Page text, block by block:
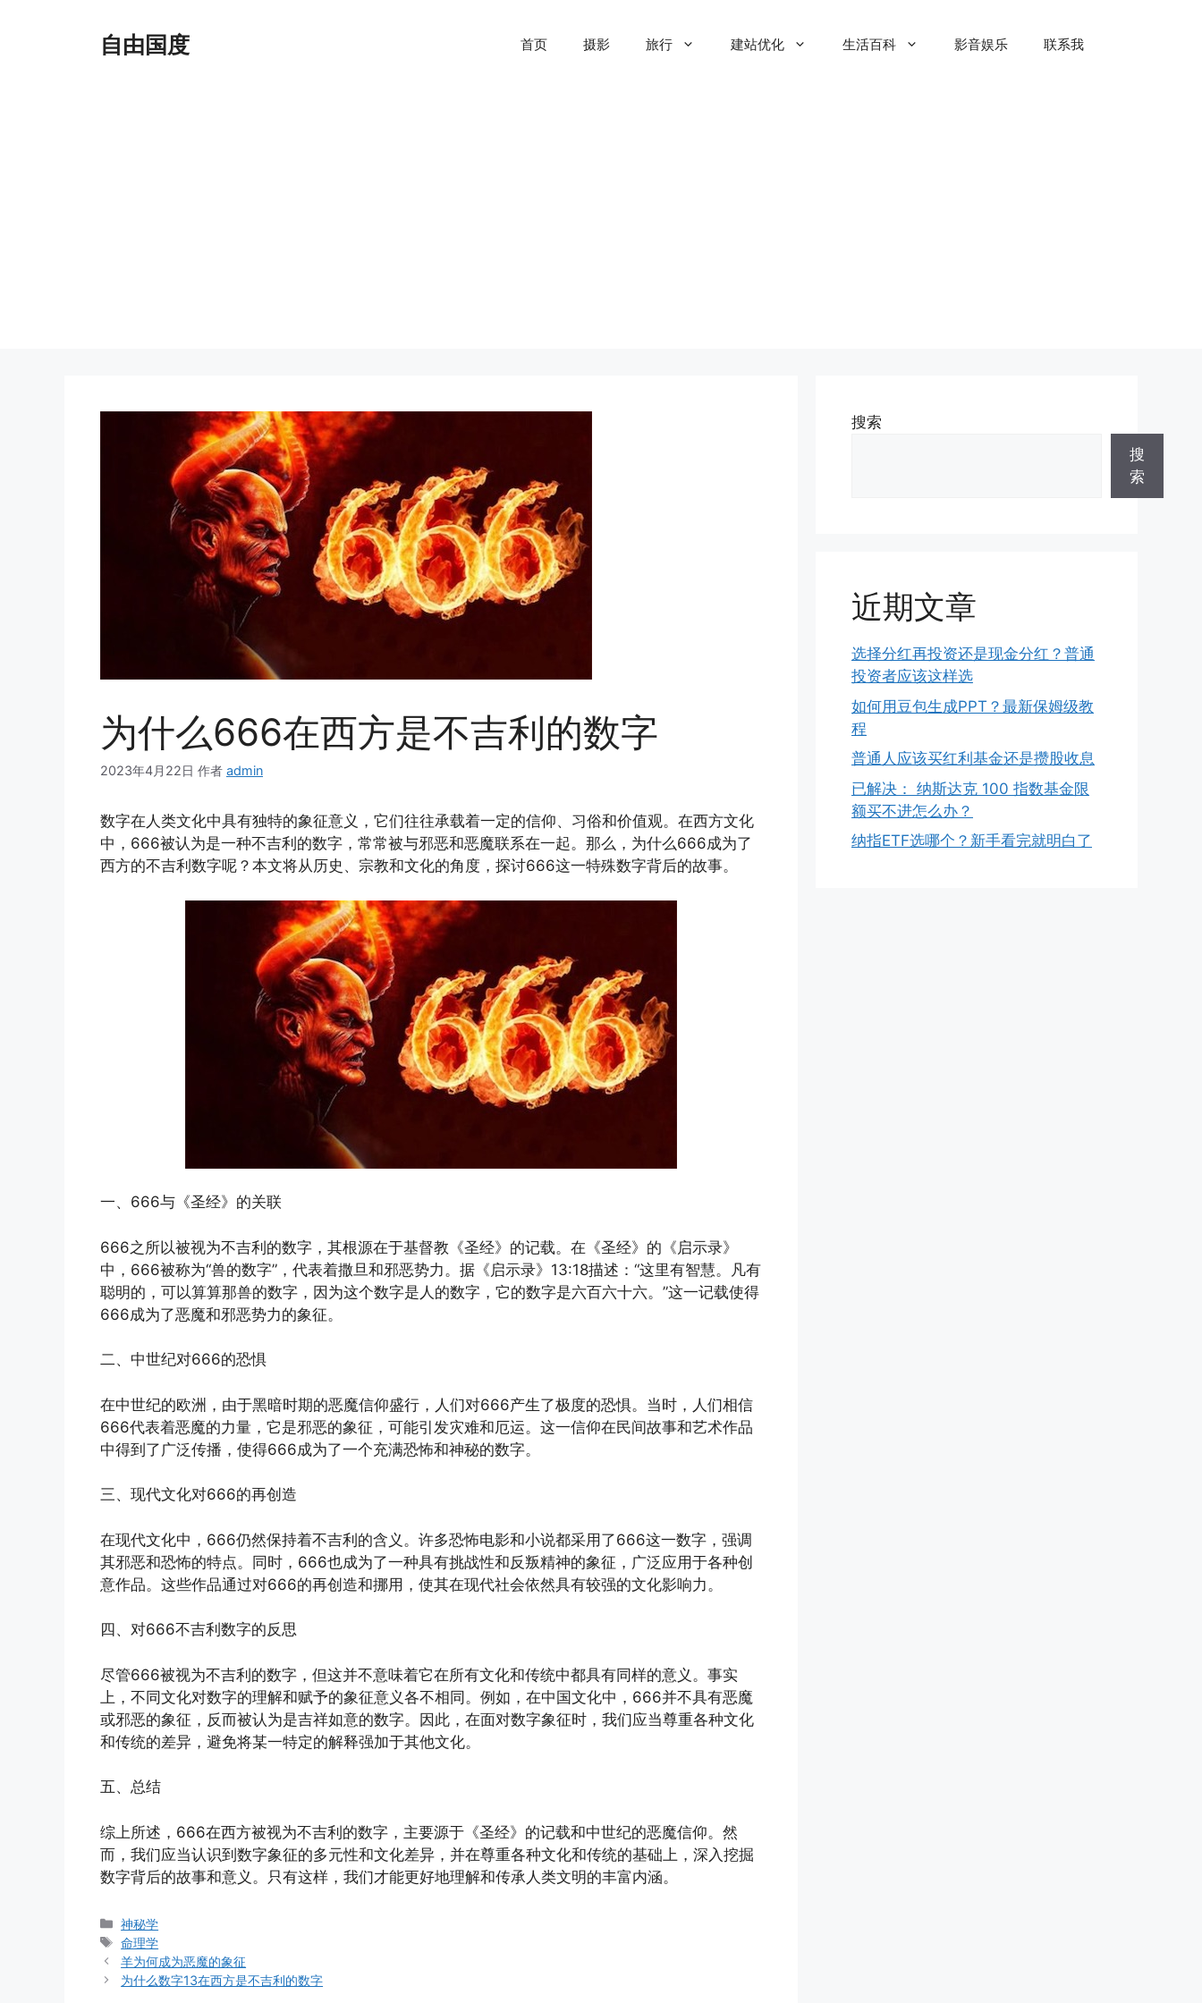
自由国度 首页 摄影 旅行 建站优化 生活百科 影音娱乐 联系我
为什么666在西方是不吉利的数字
2023年4月22日 作者 admin
数字在人类文化中具有独特的象征意义，它们往往承载着一定的信仰、习俗和价值观。在西方文化
中，666被认为是一种不吉利的数字，常常被与邪恶和恶魔联系在一起。那么，为什么666成为了
西方的不吉利数字呢？本文将从历史、宗教和文化的角度，探讨666这一特殊数字背后的故事。
一、666与《圣经》的关联
666之所以被视为不吉利的数字，其根源在于基督教《圣经》的记载。在《圣经》的《启示录》
中，666被称为“兽的数字”，代表着撒旦和邪恶势力。据《启示录》13:18描述：“这里有智慧。凡有
聪明的，可以算算那兽的数字，因为这个数字是人的数字，它的数字是六百六十六。”这一记载使得
666成为了恶魔和邪恶势力的象征。
二、中世纪对666的恐惧
在中世纪的欧洲，由于黑暗时期的恶魔信仰盛行，人们对666产生了极度的恐惧。当时，人们相信
666代表着恶魔的力量，它是邪恶的象征，可能引发灾难和厄运。这一信仰在民间故事和艺术作品
中得到了广泛传播，使得666成为了一个充满恐怖和神秘的数字。
三、现代文化对666的再创造
在现代文化中，666仍然保持着不吉利的含义。许多恐怖电影和小说都采用了666这一数字，强调
其邪恶和恐怖的特点。同时，666也成为了一种具有挑战性和反叛精神的象征，广泛应用于各种创
意作品。这些作品通过对666的再创造和挪用，使其在现代社会依然具有较强的文化影响力。
四、对666不吉利数字的反思
尽管666被视为不吉利的数字，但这并不意味着它在所有文化和传统中都具有同样的意义。事实
上，不同文化对数字的理解和赋予的象征意义各不相同。例如，在中国文化中，666并不具有恶魔
或邪恶的象征，反而被认为是吉祥如意的数字。因此，在面对数字象征时，我们应当尊重各种文化
和传统的差异，避免将某一特定的解释强加于其他文化。
五、总结
综上所述，666在西方被视为不吉利的数字，主要源于《圣经》的记载和中世纪的恶魔信仰。然
而，我们应当认识到数字象征的多元性和文化差异，并在尊重各种文化和传统的基础上，深入挖掘
数字背后的故事和意义。只有这样，我们才能更好地理解和传承人类文明的丰富内涵。
分
类
神秘学
标
签
命理学
羊为何成为恶魔的象征
为什么数字13在西方是不吉利的数字
搜索
搜
索
近期文章
选择分红再投资还是现金分红？普通
投资者应该这样选
如何用豆包生成PPT？最新保姆级教
程
普通人应该买红利基金还是攒股收息
已解决： 纳斯达克 100 指数基金限
额买不进怎么办？
纳指ETF选哪个？新手看完就明白了